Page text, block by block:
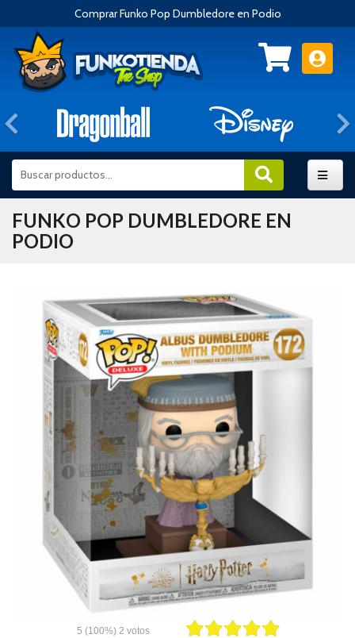
Comprar Funko Pop Dumbledore en Podio
Anterior
FUNKO POP DUMBLEDORE EN
PODIO
5 (100%) 2 votos